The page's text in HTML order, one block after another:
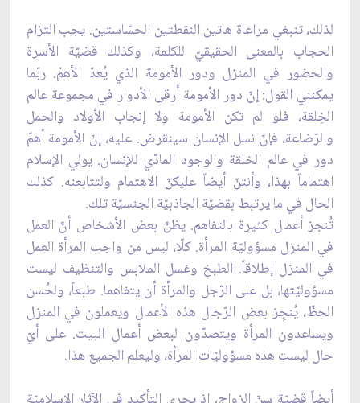
لذلك، تنبغي مراعاة هاتين النقطتين الحسّاستين. يجب التزام
الحجاب بالمعنى الحقيقيّ للكلمة، وكذلك قضيّة الأسرة
والحضور في المنزل ودور الأمومة الذي يُعدّ الأهمّ. ربّما
يمكنني القول: إنّ دور الأمومة أرقى الأدوار في مجموعة عالم
الخِلقة، فلو لم تكن الأمومة ولا إنجاب الأولاد والحمل
والرّضاعة، فإنّ نسل الإنسان سينقرض. عليه، إنّ الأمومة أهمّ
دور في عالم الخلقة والوجود المادّي للإنسان. يولي الإسلام
اهتماماً بهذا، وأنتنّ أيضاً عليكنّ الاهتمام ولتتابعنه. كذلك
الحال في ما يرتبط بقضيّة الجاذبيّة الجنسيّة تلك.
تُنجز أعمال كثيرة بالتفاهم. يظنّ بعض الأشخاص أنّ العمل
في المنزل مسؤوليّة المرأة. كلّا، ليس من واجب المرأة العمل
في المنزل إطلاقاً. الطبخ وغسل الملابس والتنظيف ليست
مسؤوليّتها، بل على الرّجل والمرأة أن يتفاهما. طبعاً، ولحُسن
الحظّ، يُنجِز بعض الرّجال هذه الأعمال ويعملون في المنزل
ويساعدون المرأة ويتصدّون لبعض أعمال البيت. على أيّ
حال ليست هذه مسؤوليّات المرأة، وليعلم الجميع هذا.